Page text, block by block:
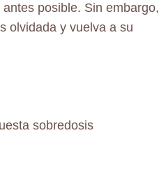
posible. Sin embargo,
olvidada y vuelva a su
sobredosis